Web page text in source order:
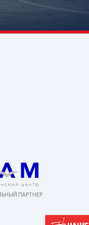
ПАРТНЕР